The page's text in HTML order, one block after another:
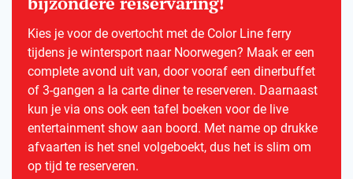
Kies je voor de overtocht met de Color Line ferry
tijdens je wintersport naar Noorwegen? Maak er een
complete avond uit van, door vooraf een dinerbuffet
of 3-gangen a la carte diner te reserveren. Daarnaast
kun je via ons ook een tafel boeken voor de live
entertainment show aan boord. Met name op drukke
afvaarten is het snel volgeboekt, dus het is slim om
op tijd te reserveren.